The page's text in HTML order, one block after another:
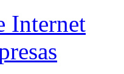
Internet